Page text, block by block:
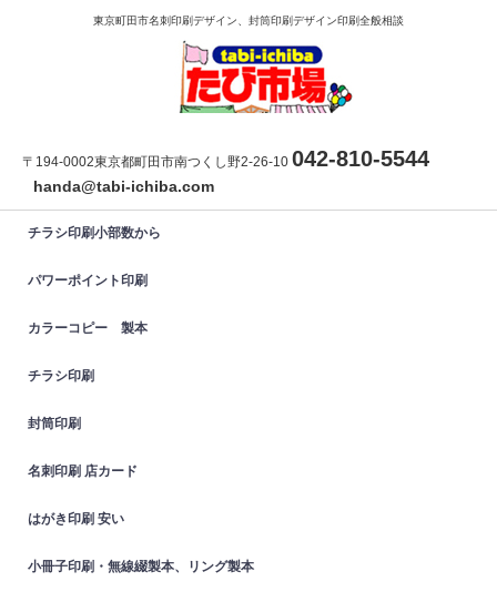
東京町田市名刺印刷デザイン、封筒印刷デザイン印刷全般相談
〒194-0002東京都町田市南つくし野2-26-10 042-810-5544
handa@tabi-ichiba.com
チラシ印刷小部数から
パワーポイント印刷
カラーコピー 製本
チラシ印刷
封筒印刷
名刺印刷 店カード
はがき印刷 安い
小冊子印刷・無線綴製本、リング製本